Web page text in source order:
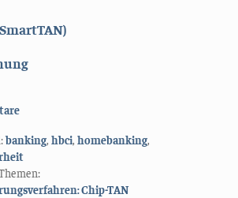
banking,hbci,homebanking,
Chip-TAN